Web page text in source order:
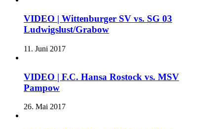
VIDEO | Wittenburger SV vs. SG 03
Ludwigslust/Grabow
11. Juni 2017
VIDEO | F.C. Hansa Rostock vs. MSV
Pampow
26. Mai 2017